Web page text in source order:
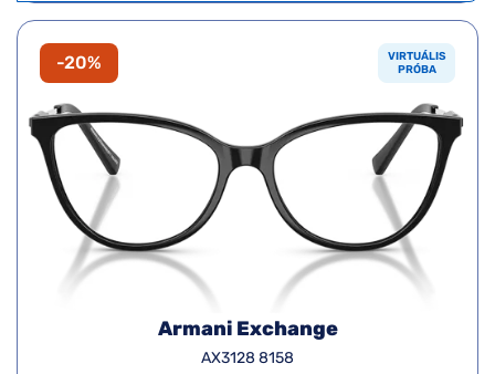
-20%
VIRTUÁLIS
PRÓBA
Armani Exchange
AX3128 8158